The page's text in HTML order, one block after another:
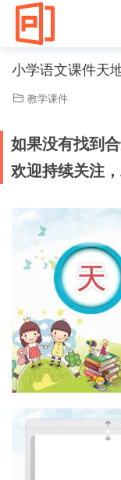
小学语文课件天
教学课件
如果没有找到
欢迎持续关注